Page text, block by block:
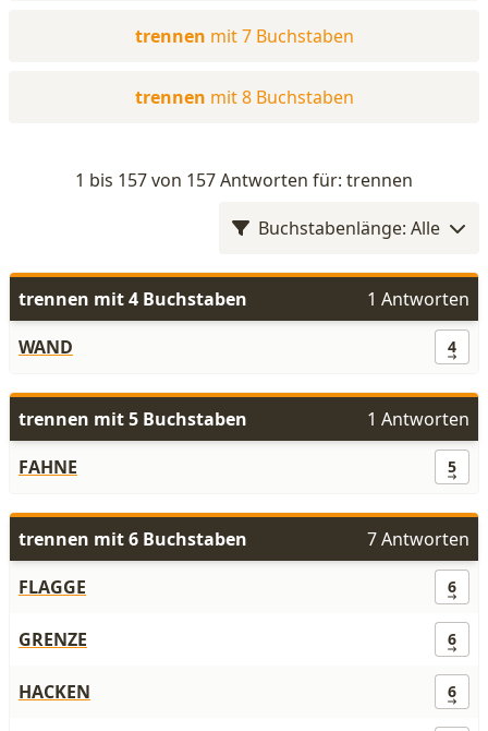
trennen mit 7 Buchstaben
trennen mit 8 Buchstaben
1 bis 157 von 157 Antworten für: trennen
Buchstabenlänge: Alle
trennen mit 4 Buchstaben
1 Antworten
WAND
4
trennen mit 5 Buchstaben
1 Antworten
FAHNE
5
trennen mit 6 Buchstaben
7 Antworten
FLAGGE
6
GRENZE 6
HACKEN 6